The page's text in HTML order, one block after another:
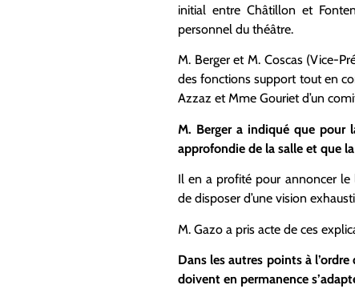
initial entre Châtillon et
personnel du théâtre.
M. Berger et M. Coscas (Vice-
des fonctions support tout en
Azzaz et Mme Gouriet d’un
M. Berger a indiqué que pour
approfondie de la salle et que
Il en a profité pour annoncer le
de disposer d’une vision
M. Gazo a pris acte de ces
Dans les autres points à
doivent en permanence